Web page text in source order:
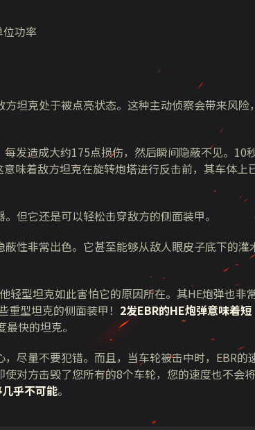
位功率
坦克处于被点亮状态。这种主动侦察会带来风险
发造成大约175点损伤，然后瞬间隐蔽不见。10
味着敌方坦克在旋转炮塔进行反击前，其车体上
但它还是可以轻松击穿敌方的侧面装甲。
性非常出色。它甚至能够从敌人眼皮子底下的灌
轻型坦克如此害怕它的原因所在。其HE炮弹也非
型坦克的侧面装甲！ 2发EBR的HE炮弹意味着短
快的坦克。
尽量不要犯错。而且，当车轮被击中时，EBR的
对方击毁了您所有的8个车轮，您的速度也不会将
乎不可能。